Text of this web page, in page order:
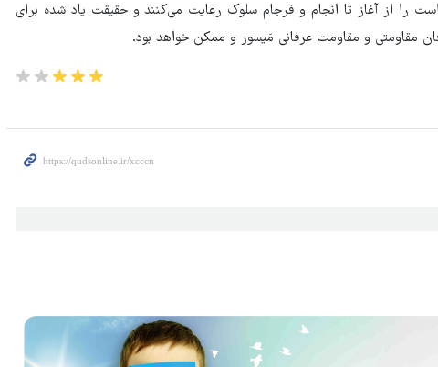
را از آغاز تا انجام و فرجام سلوک رعایت می‌کنند و حقیقت یاد شده برای
مقاومتی و مقاومت عرفانی مَیسور و ممکن خواهد بود.